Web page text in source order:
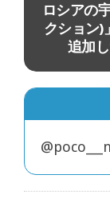
ロシアの
クション)
追加